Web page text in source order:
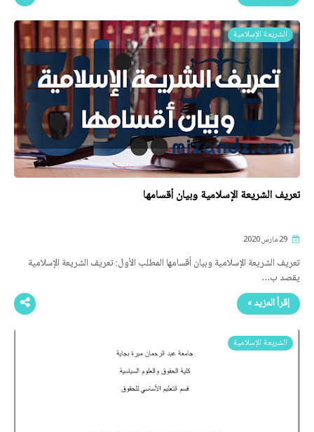
الشريعة الإسلامية
تعريف الشريعة الإسلامية وبيان أقسامها
تعريف الشريعة الإسلامية وبيان أقسامها المطلب الأول: تعريف الشريعة الإسلامية
يقصد ب…
إقرأ المزيد »
الشريعة الإسلامية